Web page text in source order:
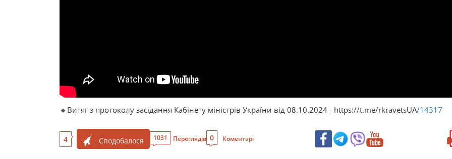
🔸Витяг з протоколу засідання Кабінету міністрів України від 08.10.2024 - https://t.me/rkravetsUA/14317
4 Сподобалося 1031 Переглядів 0 Коментарі